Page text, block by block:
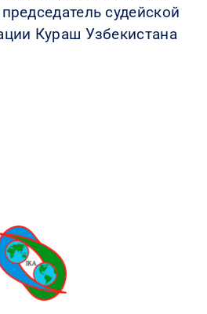
судейской
Кураш Узбекистана